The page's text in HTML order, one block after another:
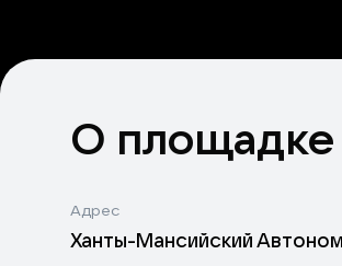
О площадке
Адрес
Ханты-Мансийский